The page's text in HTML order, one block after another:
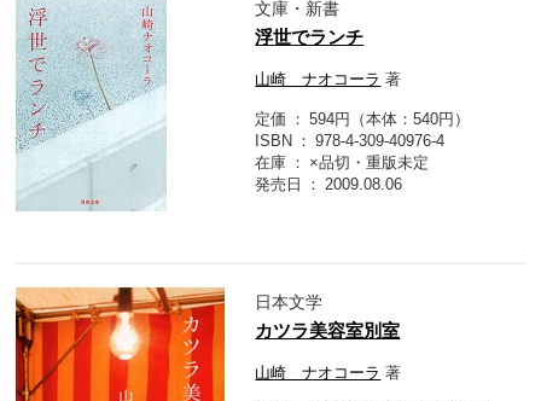
文庫・新書
浮世でランチ
山崎 ナオコーラ 著
定価
594円（本体：540円）
ISBN
978-4-309-40976-4
在庫
×品切・重版未定
発売日
2009.08.06
日本文学
カツラ美容室別室
山崎 ナオコーラ 著